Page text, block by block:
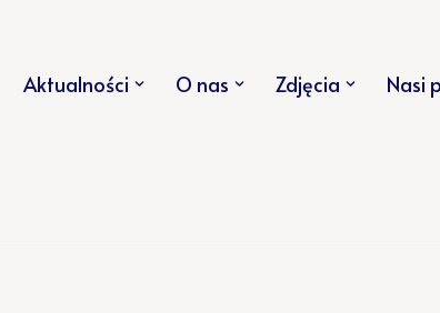
Aktualności O nas Zdjęcia Nasi